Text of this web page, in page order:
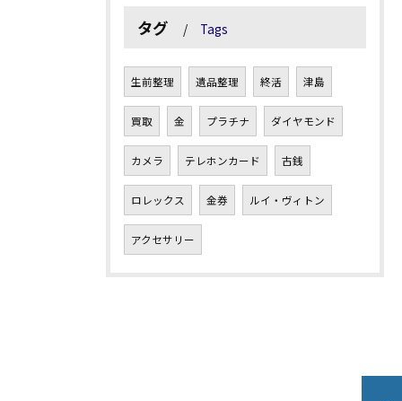
タグ Tags
生前整理 遺品整理 終活 津島
買取 金 プラチナ ダイヤモンド
カメラ テレホンカード 古銭
ロレックス 金券 ルイ・ヴィトン
アクセサリー